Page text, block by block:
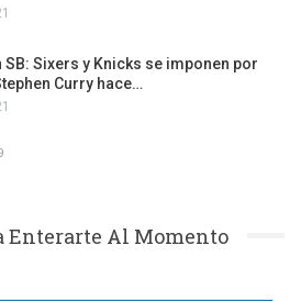
SB: Sixers y Knicks se imponen por
Curry hace…
Enterarte Al Momento